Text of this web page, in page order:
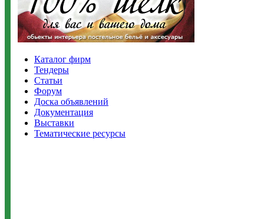
Каталог фирм
Тендеры
Статьи
Форум
Доска объявлений
Документация
Выставки
Тематические ресурсы